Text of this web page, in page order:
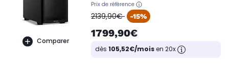
Comparer
Prix de référence
oldPrice
2139,90€ -15%
1799,90€
dès 105,52€/moisen 20x